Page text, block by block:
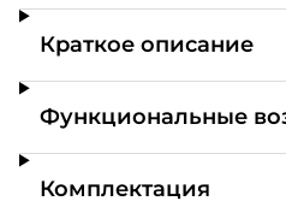
Краткое описание
Функциональные
Комплектация